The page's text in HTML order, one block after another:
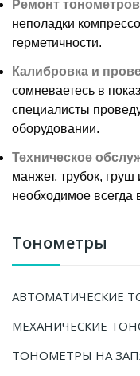
Тонометры
АВТОМАТИЧЕСКИЕ
МЕХАНИЧЕСКИЕ
ТОНОМЕТРЫ НА
Ремонт
неполадки
герметичности.
Калибровка и
сомневаетесь в
специалисты
оборудовании.
Техническое
манжет, трубок,
необходимое всегда